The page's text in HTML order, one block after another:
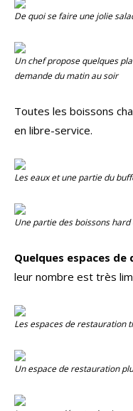
De quoi se faire une jolie
Un chef propose quelques
demande du matin au soir
Toutes les boissons
en libre-service.
Les eaux et une partie du
Une partie des boissonshard
Quelques espaces
leur nombre est très
Les espaces de restauration
Un espace de restauration